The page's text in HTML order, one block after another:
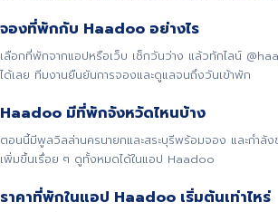
จองที่พักกับ Haadoo อย่างไร
เลือกที่พักจากแอปหรือเว็บ เช็กวันว่าง แล้วทักไลน์
ได้เลย ทีมงานยืนยันการจองและดูแลจนถึงวันเข้าพัก
Haadoo มีที่พักจังหวัดไหนบ้าง
ตอนนี้มีพูลวิลล่านครนายกและสระบุรีพร้อมจอง และกำลั
เพิ่มขึ้นเรื่อย ๆ ดูทั้งหมดได้ในแอป Haadoo
ราคาที่พักในแอป Haadoo เริ่มต้นเท่าไหร่